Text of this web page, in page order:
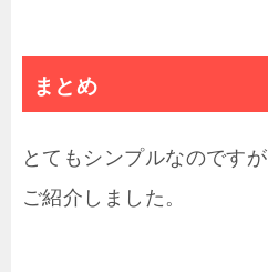
まとめ
とてもシンプルなのです
ご紹介しました。